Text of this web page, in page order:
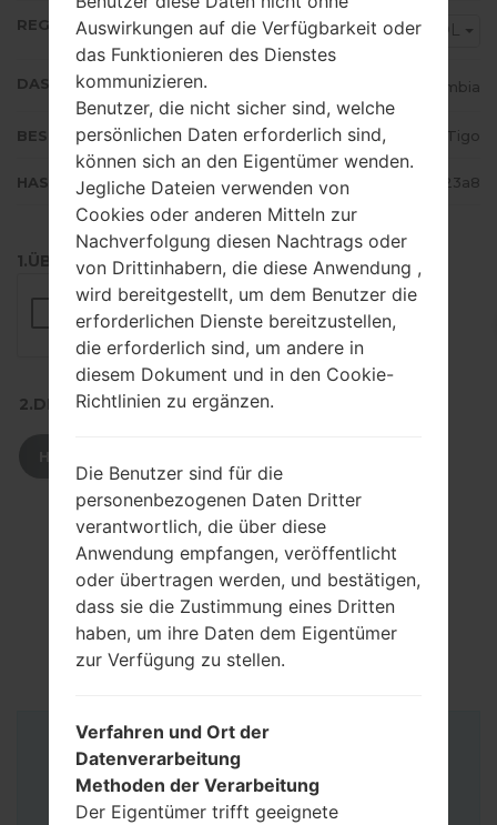
REGION COL
DAS LAND Colombia
BESCHREIBUNG Tigo
HASH 6b3d6db8e355def29cc80a64d3b23a8
1.ÜBERPRÜFEN SIE AUF RECAPTCHA
2.DRÜCKEN SIE ZUM HERUNTERLADEN
Anleitung
Auswirkungen auf die Verfügbarkeit oder
das Funktionieren des Dienstes
kommunizieren.
Benutzer, die nicht sicher sind, welche
persönlichen Daten erforderlich sind,
können sich an den Eigentümer wenden.
Jegliche Dateien verwenden von
Cookies oder anderen Mitteln zur
Nachverfolgung diesen Nachtrags oder
von Drittinhabern, die diese Anwendung ,
wird bereitgestellt, um dem Benutzer die
erforderlichen Dienste bereitzustellen,
die erforderlich sind, um andere in
diesem Dokument und in den Cookie-
Richtlinien zu ergänzen.
Die Benutzer sind für die
personenbezogenen Daten Dritter
verantwortlich, die über diese
Anwendung empfangen, veröffentlicht
oder übertragen werden, und bestätigen,
dass sie die Zustimmung eines Dritten
haben, um ihre Daten dem Eigentümer
zur Verfügung zu stellen.
Verfahren und Ort der
Datenverarbeitung
Methoden der Verarbeitung
Der Eigentümer trifft geeignete